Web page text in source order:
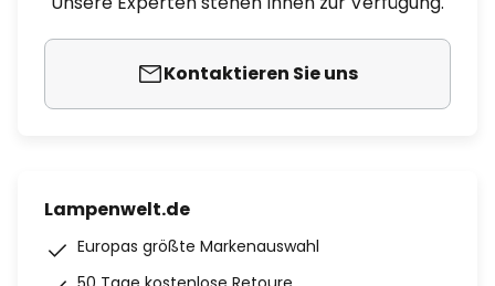
Kontaktieren Sie uns
Lampenwelt.de
Europas größte Markenauswahl